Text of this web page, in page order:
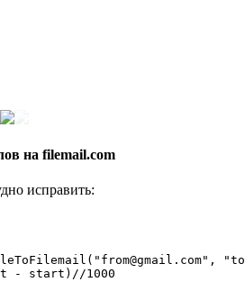
на filemail.com
исправить:
- start)//1000